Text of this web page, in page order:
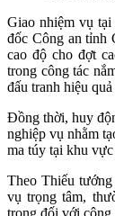
Giao nhiệm vụ
đốc Công an tỉnh
cao độ cho đợt
trong công tác
đấu tranh hiệu
Đồng thời, huy
nghiệp vụ nhằm
ma túy tại khu
Theo Thiếu
vụ trọng tâm,
trọng đối với công